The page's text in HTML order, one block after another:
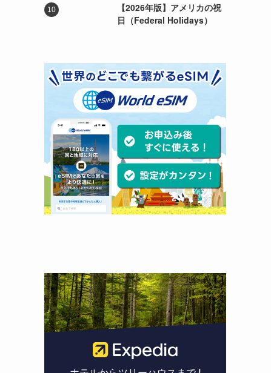
【2026年版】アメリカの祝
日（Federal Holidays）